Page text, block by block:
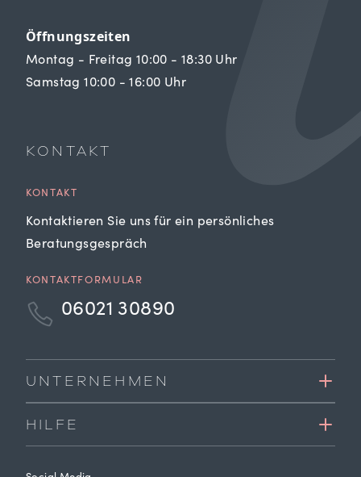
Öffnungszeiten
Montag - Freitag 10:00 - 18:30 Uhr
Samstag 10:00 - 16:00 Uhr
KONTAKT
KONTAKT
Kontaktieren Sie uns für ein persönliches
Beratungsgespräch
KONTAKTFORMULAR
06021 30890
UNTERNEHMEN
HILFE